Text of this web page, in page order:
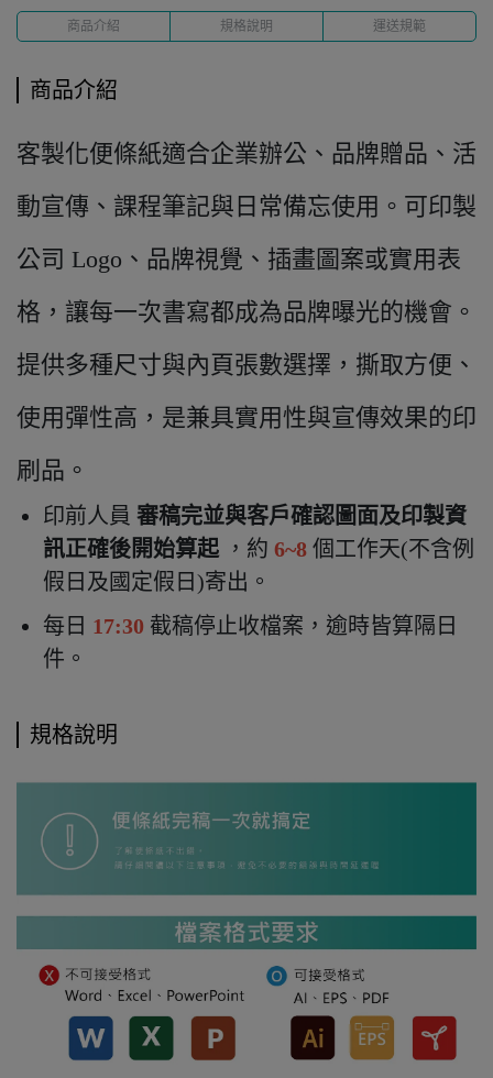
商品介紹 規格說明 運送規範
商品介紹
客製化便條紙適合企業辦公、品牌贈品、活
動宣傳、課程筆記與日常備忘使用。可印製
公司 Logo、品牌視覺、插畫圖案或實用表
格，讓每一次書寫都成為品牌曝光的機會。
提供多種尺寸與內頁張數選擇，撕取方便、
使用彈性高，是兼具實用性與宣傳效果的印
刷品。
印前人員 審稿完並與客戶確認圖面及印製資
訊正確後開始算起 ，約 6~8 個工作天(不含例
假日及國定假日)寄出 。
每日 17:30 截稿停止收檔案，逾時皆算隔日
件。
規格說明